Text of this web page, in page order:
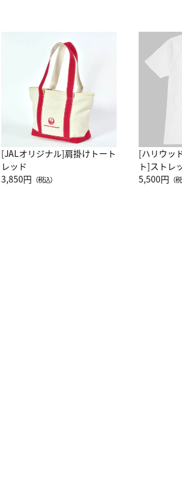
[JALオリジナル]肩掛けトート
レッド
3,850円 （税込）
[ハリウッ
ト]ストレ
ーネック
5,500円 （